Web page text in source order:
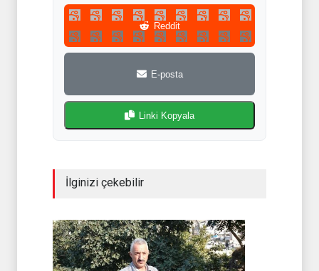
Reddit
E-posta
Linki Kopyala
İlginizi çekebilir